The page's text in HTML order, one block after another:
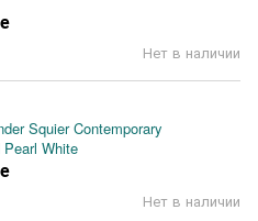
Нет в наличии
Squier Contemporary
White
Нет в наличии